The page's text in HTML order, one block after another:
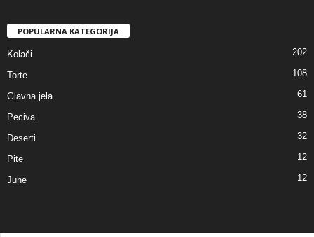
POPULARNA KATEGORIJA
Kolači 202
Torte 108
Glavna jela 61
Peciva 38
Deserti 32
Pite 12
Juhe 12